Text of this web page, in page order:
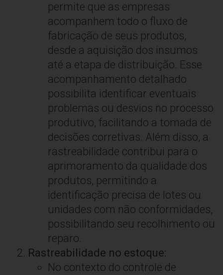
permite que as empresas
acompanhem todo o fluxo de
fabricação de seus produtos,
desde a aquisição dos insumos
até a etapa de distribuição. Esse
acompanhamento detalhado
possibilita identificar eventuais
problemas ou desvios no processo
produtivo, facilitando a tomada de
decisões corretivas. Além disso, a
rastreabilidade contribui para o
aprimoramento da qualidade dos
produtos, permitindo a
identificação precisa de lotes ou
unidades com não conformidades,
possibilitando seu recolhimento ou
reparo.
Rastreabilidade no estoque:
No contexto do controle de